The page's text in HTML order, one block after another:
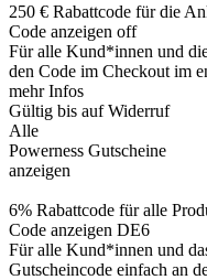
250 € Rabattcode für die
Code anzeigen off
Für alle Kund*innen und
den Code im Checkout im
mehr Infos
Gültig bis auf Widerruf
Alle
Powerness Gutscheine
anzeigen
6% Rabattcode für alle
Code anzeigen DE6
Für alle Kund*innen und
Gutscheincode einfach an